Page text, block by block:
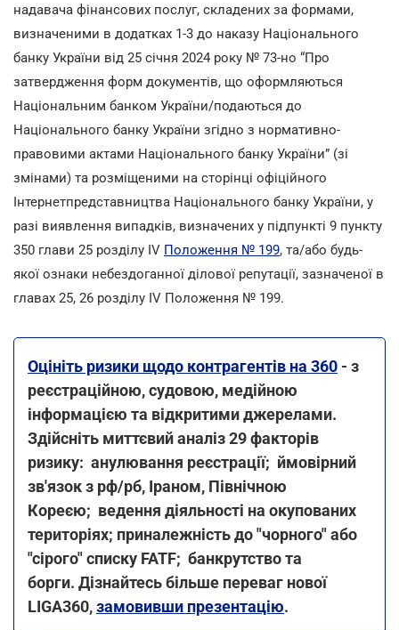
надавача фінансових послуг, складених за формами,
визначеними в додатках 1-3 до наказу Національного
банку України від 25 січня 2024 року № 73-но “Про
затвердження форм документів, що оформляються
Національним банком України/подаються до
Національного банку України згідно з нормативно-
правовими актами Національного банку України” (зі
змінами) та розміщеними на сторінці офіційного
Інтернетпредставництва Національного банку України, у
разі виявлення випадків, визначених у підпункті 9 пункту
350 глави 25 розділу ІV Положення № 199, та/або будь-
якої ознаки небездоганної ділової репутації, зазначеної в
главах 25, 26 розділу IV Положення № 199.
Оцініть ризики щодо контрагентів на 360 - з
реєстраційною, судовою, медійною
інформацією та відкритими джерелами.
Здійсніть миттєвий аналіз 29 факторів
ризику: анулювання реєстрації; ймовірний
зв'язок з рф/рб, Іраном, Північною
Кореєю; ведення діяльності на окупованих
територіях; приналежність до "чорного" або
"сірого" списку FATF; банкрутство та
борги. Дізнайтесь більше переваг нової
LIGA360,замовивши презентацію.